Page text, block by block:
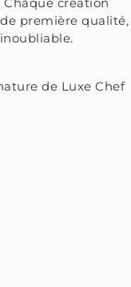
première qualité,